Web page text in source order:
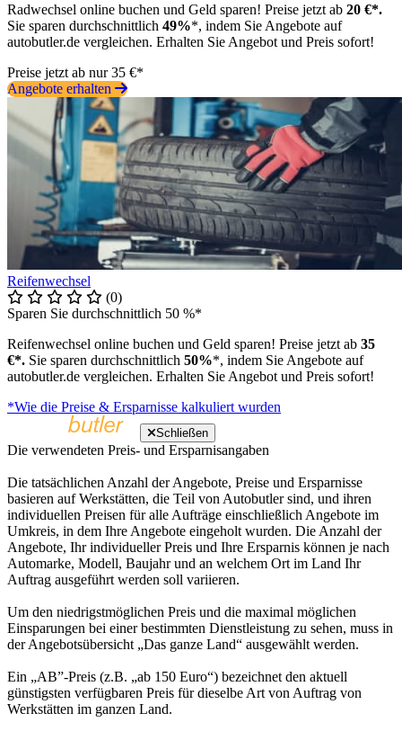
Radwechsel online buchen und Geld sparen! Preise jetzt ab 20 €*.
Sie sparen durchschnittlich 49%*, indem Sie Angebote auf
autobutler.de vergleichen. Erhalten Sie Angebot und Preis sofort!
Preise jetzt ab nur 35 €*
Angebote erhalten
Reifenwechsel
(0)
Sparen Sie durchschnittlich 50 %*
Reifenwechsel online buchen und Geld sparen! Preise jetzt ab 35
€*. Sie sparen durchschnittlich 50%*, indem Sie Angebote auf
autobutler.de vergleichen. Erhalten Sie Angebot und Preis sofort!
*Wie die Preise & Ersparnisse kalkuliert wurden
Schließen
Die verwendeten Preis- und Ersparnisangaben
Die tatsächlichen Anzahl der Angebote, Preise und Ersparnisse
basieren auf Werkstätten, die Teil von Autobutler sind, und ihren
individuellen Preisen für alle Aufträge einschließlich Angebote im
Umkreis, in dem Ihre Angebote eingeholt wurden. Die Anzahl der
Angebote, Ihr individueller Preis und Ihre Ersparnis können je nach
Automarke, Modell, Baujahr und an welchem Ort im Land Ihr
Auftrag ausgeführt werden soll variieren.
Um den niedrigstmöglichen Preis und die maximal möglichen
Einsparungen bei einer bestimmten Dienstleistung zu sehen, muss in
der Angebotsübersicht „Das ganze Land“ ausgewählt werden.
Ein „AB”-Preis (z.B. „ab 150 Euro“) bezeichnet den aktuell
günstigsten verfügbaren Preis für dieselbe Art von Auftrag von
Werkstätten im ganzen Land.